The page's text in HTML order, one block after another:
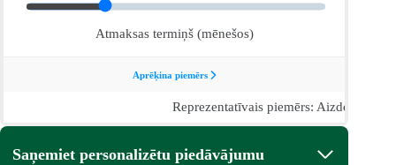
Saņemiet personalizētu piedāvājumu